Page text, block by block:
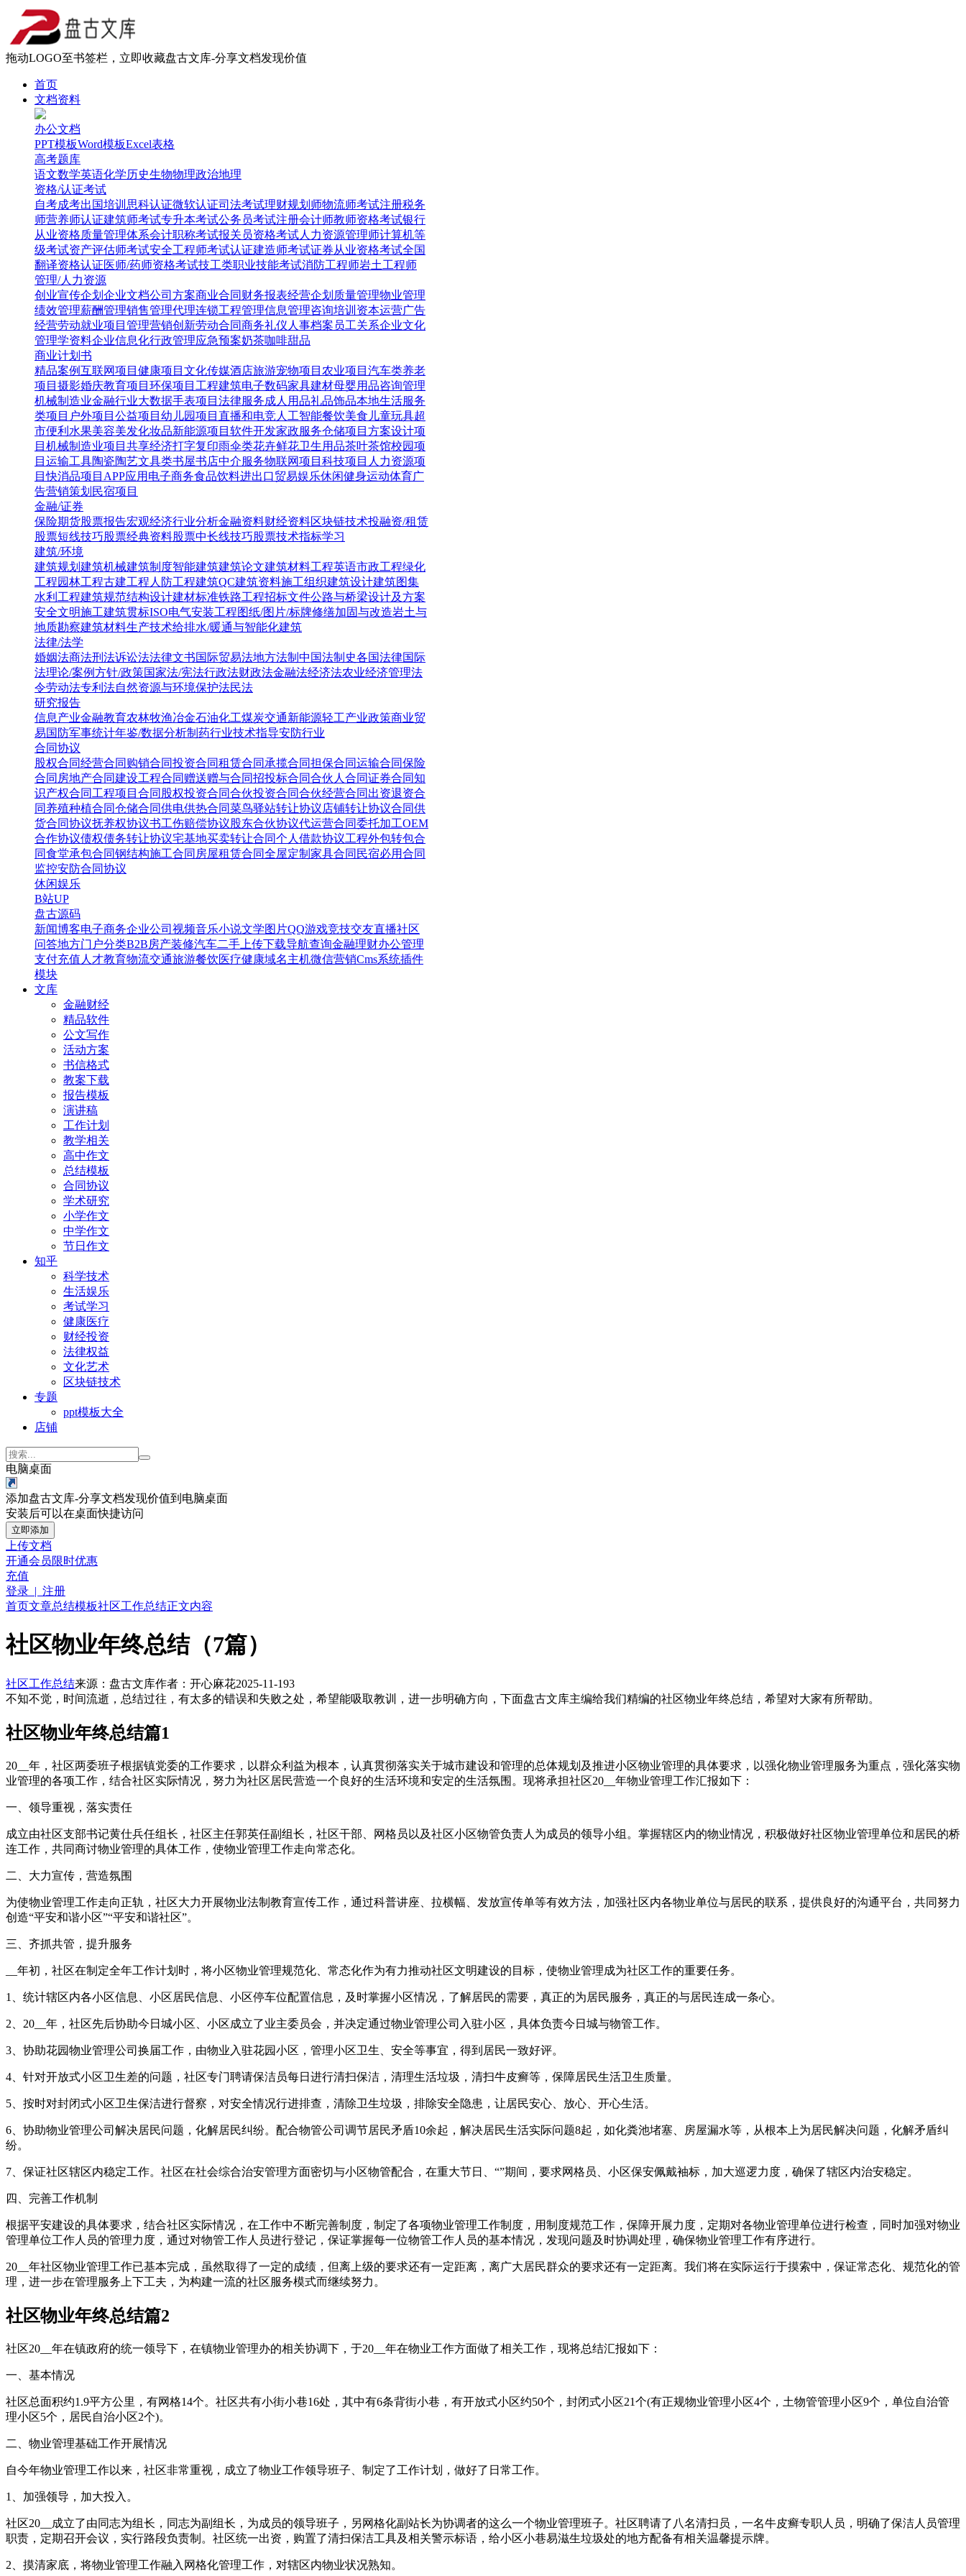
拖动LOGO至书签栏，立即收藏盘古文库-分享文档发现价值
首页
文档资料
办公文档
PPT模板Word模板Excel表格
高考题库
语文数学英语化学历史生物物理政治地理
资格/认证考试
自考成考出国培训 思科认证微软认证司法考试理财规划师物流师考试注册税务
师营养师认证建筑师考试专升本考试公务员考试注册会计师教师资格考试银行
从业资格质量管理体系会计职称考试报关员资格考试人力资源管理师计算机等
级考试资产评估师考试安全工程师考试认证建造师考试证券从业资格考试全国
翻译资格认证医师/药师资格考试技工类职业技能考试消防工程师岩土工程师
管理/人力资源
创业宣传企划 企业文档公司方案商业合同 财务报表经营企划 质量管理物业管理
绩效管理薪酬管理销售管理代理连锁工程管理信息管理咨询培训 资本运营广告
经营劳动就业项目管理营销创新劳动合同商务礼仪 人事档案 员工关系企业文化
管理学资料企业信息化行政管理应急预案奶茶咖啡甜品
商业计划书
精品案例互联网项目 健康项目 文化传媒酒店旅游宠物项目 农业项目 汽车类养老
项目 摄影婚庆教育项目 环保项目 工程建筑电子数码家具建材母婴用品咨询管理
机械制造业金融行业大数据手表项目 法律服务成人用品礼品饰品本地生活服务
类项目 户外项目 公益项目 幼儿园项目 直播和电竞人工智能餐饮美食 儿童玩具超
市便利水果美容美发化妆品新能源项目 软件开发家政服务仓储项目 方案设计项
目 机械制造业项目 共享经济打字复印雨伞类花卉鲜花卫生用品茶叶茶馆校园项
目 运输工具陶瓷陶艺文具类书屋书店中介服务物联网项目 科技项目 人力资源项
目快消品项目 APP应用 电子商务食品饮料进出口贸易娱乐休闲健身运动体育广
告营销策划 民宿项目
金融/证券
保险期货股票报告宏观经济行业分析金融资料财经资料区块链技术投融资/租赁
股票短线技巧股票经典资料股票中长线技巧股票技术指标学习
建筑/环境
建筑规划 建筑机械建筑制度智能建筑建筑论文建筑材料工程英语市政工程绿化
工程园林工程古建工程 人防工程建筑QC建筑资料施工组织建筑设计建筑图集
水利工程建筑规范结构设计建材标准铁路工程招标文件公路与桥梁设计及方案
安全文明施工建筑贯标ISO电气安装工程图纸/图片/标牌修缮加固与改造岩土与
地质勘察建筑材料生产技术给排水/暖通与智能化建筑
法律/法学
婚姻法商法刑法诉讼法法律文书国际贸易法地方法制 中国法制史各国法律国际
法理论/案例方针/政策国家法/宪法行政法财政法金融法经济法农业经济管理法
令劳动法专利法自然资源与环境保护法民法
研究报告
信息产业金融教育农林牧渔冶金石油化工煤炭交通新能源轻工产业政策商业贸
易国防军事统计年鉴/数据分析制药行业技术指导安防行业
合同协议
股权合同经营合同 购销合同投资合同租赁合同 承揽合同担保合同运输合同保险
合同 房地产合同建设工程合同 赠送赠与合同招投标合同合伙人合同证券合同知
识产权合同 工程项目合同 股权投资合同合伙投资合同合伙经营合同 出资退资合
同 养殖种植合同仓储合同供电供热合同菜鸟驿站转让协议店铺转让协议合同供
货合同协议抚养权协议书工伤赔偿协议股东合伙协议代运营合同委托加工OEM
合作协议债权债务转让协议宅基地买卖转让合同个人借款协议工程外包转包合
同食堂承包合同钢结构施工合同 房屋租赁合同全屋定制家具合同 民宿必用合同
监控安防合同协议
休闲娱乐
B站UP
盘古源码
新闻博客电子商务企业公司 视频音乐小说文学图片QQ游戏竞技交友直播社区
问答地方门户分类B2B房产装修汽车二手 上传下载导航查询金融理财办公管理
支付充值 人才教育物流交通旅游餐饮医疗健康域名主机微信营销Cms系统插件
模块
文库
金融财经
精品软件
公文写作
活动方案
书信格式
教案下载
报告模板
演讲稿
工作计划
教学相关
高中作文
总结模板
合同协议
学术研究
小学作文
中学作文
节日作文
知乎
科学技术
生活娱乐
考试学习
健康医疗
财经投资
法律权益
文化艺术
区块链技术
专题
ppt模板大全
店铺
电脑桌面
添加盘古文库-分享文档发现价值到电脑桌面
安装后可以在桌面快捷访问
立即添加
上传文档
开通会员限时优惠
充值
登录 | 注册
首页文章总结模板社区工作总结正文内容
社区物业年终总结（7篇）
社区工作总结来源：盘古文库作者：开心麻花2025-11-193
不知不觉，时间流逝，总结过往，有太多的错误和失败之处，希望能吸取教训，进一步明确方向，下面盘古文库主编给我们精编的社区物业年终总结，希望对大家有所帮助。
社区物业年终总结篇1
20__年，社区两委班子根据镇党委的工作要求，以群众利益为根本，认真贯彻落实关于城市建设和管理的总体规划及推进小区物业管理的具体要求，以强化物业管理服务为重点，强化落实物
业管理的各项工作，结合社区实际情况，努力为社区居民营造一个良好的生活环境和安定的生活氛围。现将承担社区20__年物业管理工作汇报如下：
一、领导重视，落实责任
成立由社区支部书记黄仕兵任组长，社区主任郭英任副组长，社区干部、网格员以及社区小区物管负责人为成员的领导小组。掌握辖区内的物业情况，积极做好社区物业管理单位和居民的桥
连工作，共同商讨物业管理的具体工作，使物业管理工作走向常态化。
二、大力宣传，营造氛围
为使物业管理工作走向正轨，社区大力开展物业法制教育宣传工作，通过科普讲座、拉横幅、发放宣传单等有效方法，加强社区内各物业单位与居民的联系，提供良好的沟通平台，共同努力
创造“平安和谐小区”“平安和谐社区”。
三、齐抓共管，提升服务
__年初，社区在制定全年工作计划时，将小区物业管理规范化、常态化作为有力推动社区文明建设的目标，使物业管理成为社区工作的重要任务。
1、统计辖区内各小区信息、小区居民信息、小区停车位配置信息，及时掌握小区情况，了解居民的需要，真正的为居民服务，真正的与居民连成一条心。
2、20__年，社区先后协助今日城小区、小区成立了业主委员会，并决定通过物业管理公司入驻小区，具体负责今日城与物管工作。
3、协助花园物业管理公司换届工作，由物业入驻花园小区，管理小区卫生、安全等事宜，得到居民一致好评。
4、针对开放式小区卫生差的问题，社区专门聘请保洁员每日进行清扫保洁，清理生活垃圾，清扫牛皮癣等，保障居民生活卫生质量。
5、按时对封闭式小区卫生保洁进行督察，对安全情况行进排查，清除卫生垃圾，排除安全隐患，让居民安心、放心、开心生活。
6、协助物业管理公司解决居民问题，化解居民纠纷。配合物管公司调节居民矛盾10余起，解决居民生活实际问题8起，如化粪池堵塞、房屋漏水等，从根本上为居民解决问题，化解矛盾纠
纷。
7、保证社区辖区内稳定工作。社区在社会综合治安管理方面密切与小区物管配合，在重大节日、“”期间，要求网格员、小区保安佩戴袖标，加大巡逻力度，确保了辖区内治安稳定。
四、完善工作机制
根据平安建设的具体要求，结合社区实际情况，在工作中不断完善制度，制定了各项物业管理工作制度，用制度规范工作，保障开展力度，定期对各物业管理单位进行检查，同时加强对物业
管理单位工作人员的管理力度，通过对物管工作人员进行登记，保证掌握每一位物管工作人员的基本情况，发现问题及时协调处理，确保物业管理工作有序进行。
20__年社区物业管理工作已基本完成，虽然取得了一定的成绩，但离上级的要求还有一定距离，离广大居民群众的要求还有一定距离。我们将在实际运行于摸索中，保证常态化、规范化的管
理，进一步在管理服务上下工夫，为构建一流的社区服务模式而继续努力。
社区物业年终总结篇2
社区20__年在镇政府的统一领导下，在镇物业管理办的相关协调下，于20__年在物业工作方面做了相关工作，现将总结汇报如下：
一、基本情况
社区总面积约1.9平方公里，有网格14个。社区共有小街小巷16处，其中有6条背街小巷，有开放式小区约50个，封闭式小区21个(有正规物业管理小区4个，土物管管理小区9个，单位自治管
理小区5个，居民自治小区2个)。
二、物业管理基础工作开展情况
自今年物业管理工作以来，社区非常重视，成立了物业工作领导班子、制定了工作计划，做好了日常工作。
1、加强领导，加大投入。
社区20__成立了由同志为组长，同志为副组长，为成员的领导班子，另网格化副站长为协调者的这么一个物业管理班子。社区聘请了八名清扫员，一名牛皮癣专职人员，明确了保洁人员管理
职责，定期召开会议，实行路段负责制。社区统一出资，购置了清扫保洁工具及相关警示标语，给小区小巷易滋生垃圾处的地方配备有相关温馨提示牌。
2、摸清家底，将物业管理工作融入网格化管理工作，对辖区内物业状况熟知。